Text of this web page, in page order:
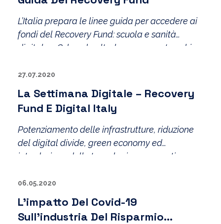
L’Italia prepara le linee guida per accedere ai
fondi del Recovery Fund: scuola e sanità
digitale, 5G, banda ultralarga e smart working
Piano Voucher e le nuove disposizioni per lo
sviluppo di Industria 4.0.
27.07.2020
La Settimana Digitale – Recovery
Fund E Digital Italy
Potenziamento delle infrastrutture, riduzione
del digital divide, green economy ed
introduzione delle tecnologie emergenti a
principali aree innovative in cui verranno
investite le risorse previste dal Recovery Fund.
06.05.2020
L’impatto Del Covid-19
Sull’industria Del Risparmio